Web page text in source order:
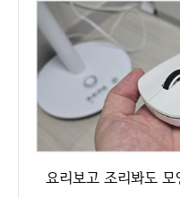
요리보고 조리봐도